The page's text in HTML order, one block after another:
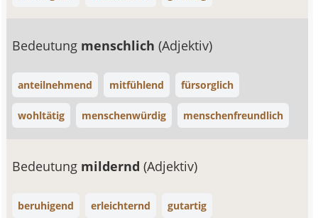
Bedeutung menschlich(Adjektiv)
anteilnehmend mitfühlend fürsorglich
wohltätig menschenwürdig menschenfreundlich
Bedeutung mildernd(Adjektiv)
beruhigend erleichternd gutartig